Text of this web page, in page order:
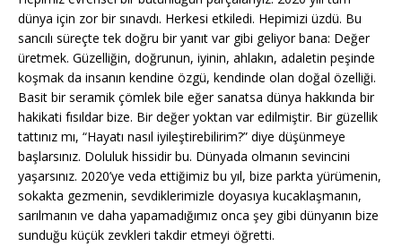
dünya için zor bir sınavdı. Herkesi etkiledi. Hepimizi üzdü. Bu
sancılı süreçte tek doğru bir yanıt var gibi geliyor bana: Değer
üretmek. Güzelliğin, doğrunun, iyinin, ahlakın, adaletin peşinde
koşmak da insanın kendine özgü, kendinde olan doğal özelliği.
Basit bir seramik çömlek bile eğer sanatsa dünya hakkında bir
hakikati fısıldar bize. Bir değer yoktan var edilmiştir. Bir güzellik
tattınız mı, “Hayatı nasıl iyileştirebilirim?” diye düşünmeye
başlarsınız. Doluluk hissidir bu. Dünyada olmanın sevincini
yaşarsınız. 2020’ye veda ettiğimiz bu yıl, bize parkta yürümenin,
sokakta gezmenin, sevdiklerimizle doyasıya kucaklaşmanın,
sarılmanın ve daha yapamadığımız onca şey gibi dünyanın bize
sunduğu küçük zevkleri takdir etmeyi öğretti.